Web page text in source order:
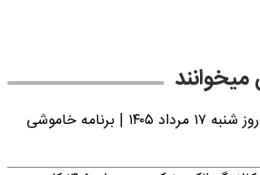
جدول قطعی برق کرمان روز شنبه ۱۷ مرداد ۱۴۰۵ | برنامه خاموشی